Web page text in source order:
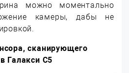
можно моментально
камеры, дабы не
сканирующего
Галакси С5